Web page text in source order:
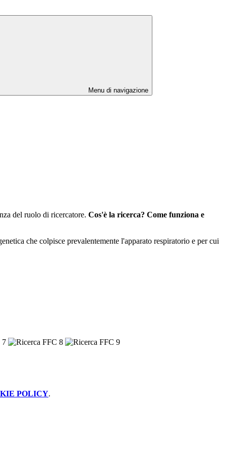
Menu di navigazione
del ruolo di ricercatore. Cos'è la ricerca? Come funziona e
che colpisce prevalentemente l'apparato respiratorio e per cui
POLICY.